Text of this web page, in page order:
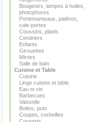
Bougeoirs, lampes à huiles,
photophores
Portemanteaux, patères,
cale-portes
Coussins, plaids
Cendriers
Enfants
Girouettes
Miroirs
Salle de bain
Cuisine et Table
Cuisine
Linge cuisine et table
Eau et vin
Barbecues
Vaisselle
Boites, pots
Coupes, corbeilles